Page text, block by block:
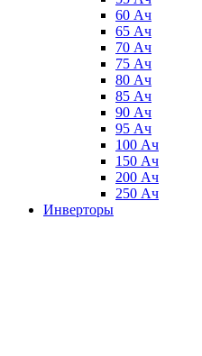
60 Ач
65 Ач
70 Ач
75 Ач
80 Ач
85 Ач
90 Ач
95 Ач
100 Ач
150 Ач
200 Ач
250 Ач
Инверторы